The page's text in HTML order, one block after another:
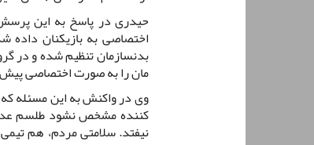
حیدری در پاسخ به این
اختصاصی به بازیکنان داده
بدنسازمان تنظیم شده و در
مان را به صورت اختصاصی پیش
وی در واکنش به این مسئله
نیفتد. سلامتی مردم، هم